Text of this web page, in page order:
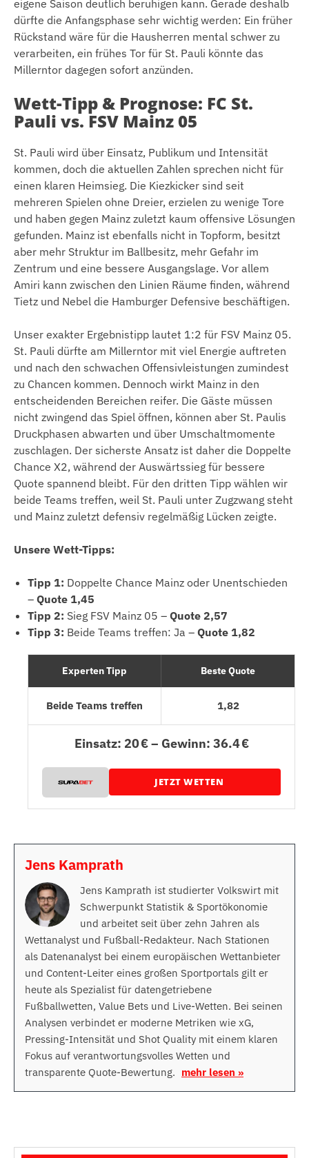
eigene Saison deutlich beruhigen kann. Gerade deshalb
dürfte die Anfangsphase sehr wichtig werden: Ein früher
Rückstand wäre für die Hausherren mental schwer zu
verarbeiten, ein frühes Tor für St. Pauli könnte das
Millerntor dagegen sofort anzünden.
Wett-Tipp & Prognose: FC St.
Pauli vs. FSV Mainz 05
St. Pauli wird über Einsatz, Publikum und Intensität
kommen, doch die aktuellen Zahlen sprechen nicht für
einen klaren Heimsieg. Die Kiezkicker sind seit
mehreren Spielen ohne Dreier, erzielen zu wenige Tore
und haben gegen Mainz zuletzt kaum offensive Lösungen
gefunden. Mainz ist ebenfalls nicht in Topform, besitzt
aber mehr Struktur im Ballbesitz, mehr Gefahr im
Zentrum und eine bessere Ausgangslage. Vor allem
Amiri kann zwischen den Linien Räume finden, während
Tietz und Nebel die Hamburger Defensive beschäftigen.
Unser exakter Ergebnistipp lautet 1:2 für FSV Mainz 05.
St. Pauli dürfte am Millerntor mit viel Energie auftreten
und nach den schwachen Offensivleistungen zumindest
zu Chancen kommen. Dennoch wirkt Mainz in den
entscheidenden Bereichen reifer. Die Gäste müssen
nicht zwingend das Spiel öffnen, können aber St. Paulis
Druckphasen abwarten und über Umschaltmomente
zuschlagen. Der sicherste Ansatz ist daher die Doppelte
Chance X2, während der Auswärtssieg für bessere
Quote spannend bleibt. Für den dritten Tipp wählen wir
beide Teams treffen, weil St. Pauli unter Zugzwang steht
und Mainz zuletzt defensiv regelmäßig Lücken zeigte.
Unsere Wett-Tipps:
Tipp 1: Doppelte Chance Mainz oder Unentschieden
– Quote 1,45
Tipp 2: Sieg FSV Mainz 05 – Quote 2,57
Tipp 3: Beide Teams treffen: Ja – Quote 1,82
Experten Tipp Beste Quote
Beide Teams treffen 1,82
Einsatz: 20 € – Gewinn: 36.4 €
JETZT WETTEN
Jens Kamprath
Jens Kamprath ist studierter Volkswirt mit
Schwerpunkt Statistik & Sportökonomie
und arbeitet seit über zehn Jahren als
Wettanalyst und Fußball-Redakteur. Nach Stationen
als Datenanalyst bei einem europäischen Wettanbieter
und Content-Leiter eines großen Sportportals gilt er
heute als Spezialist für datengetriebene
Fußballwetten, Value Bets und Live-Wetten. Bei seinen
Analysen verbindet er moderne Metriken wie xG,
Pressing-Intensität und Shot Quality mit einem klaren
Fokus auf verantwortungsvolles Wetten und
transparente Quote-Bewertung. mehr lesen »